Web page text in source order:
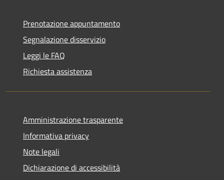
Prenotazione appuntamento
Segnalazione disservizio
Leggi le FAQ
Richiesta assistenza
Amministrazione trasparente
Informativa privacy
Note legali
Dichiarazione di accessibilità